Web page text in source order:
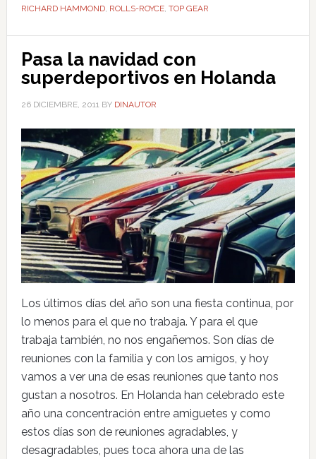
RICHARD HAMMOND, ROLLS-ROYCE, TOP GEAR
Pasa la navidad con
superdeportivos en Holanda
26 DICIEMBRE, 2011BY DINAUTOR
Los últimos días del año son una fiesta continua, por
lo menos para el que no trabaja. Y para el que
trabaja también, no nos engañemos. Son días de
reuniones con la familia y con los amigos, y hoy
vamos a ver una de esas reuniones que tanto nos
gustan a nosotros. En Holanda han celebrado este
año una concentración entre amiguetes y como
estos días son de reuniones agradables, y
desagradables, pues toca ahora una de las